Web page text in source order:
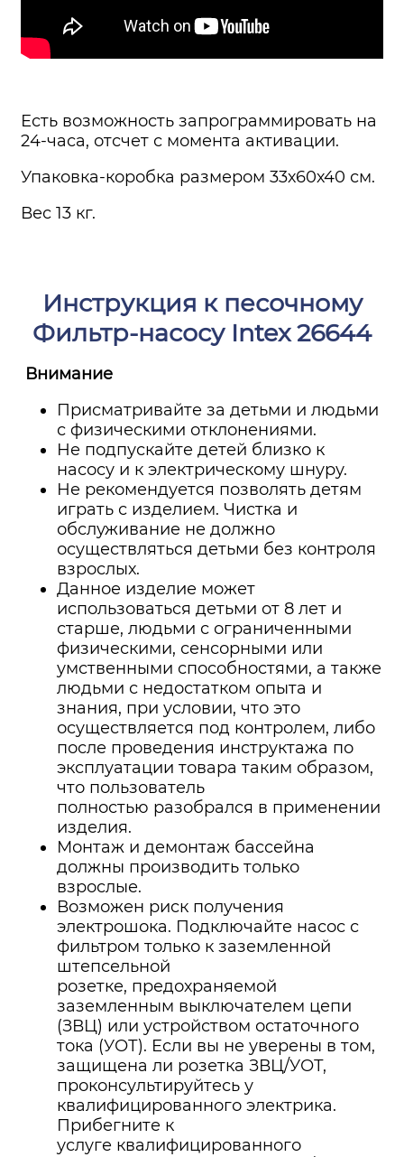
Есть возможность запрограммировать на
24-часа, отсчет с момента активации.
Упаковка-коробка размером 33х60х40 см.
Вес 13 кг.
Инструкция к песочному
Фильтр-насосу Intex 26644
Внимание
Присматривайте за детьми и людьми
с физическими отклонениями.
Не подпускайте детей близко к
насосу и к электрическому шнуру.
Не рекомендуется позволять детям
играть с изделием. Чистка и
обслуживание не должно
осуществляться детьми без контроля
взрослых.
Данное изделие может
использоваться детьми от 8 лет и
старше, людьми с ограниченными
физическими, сенсорными или
умственными способностями, а также
людьми с недостатком опыта и
знания, при условии, что это
осуществляется под контролем, либо
после проведения инструктажа по
эксплуатации товара таким образом,
что пользователь
полностью разобрался в применении
изделия.
Монтаж и демонтаж бассейна
должны производить только
взрослые.
Возможен риск получения
электрошока. Подключайте насос с
фильтром только к заземленной
штепсельной
розетке, предохраняемой
заземленным выключателем цепи
(ЗВЦ) или устройством остаточного
тока (УОТ). Если вы не уверены в том,
защищена ли розетка ЗВЦ/УОТ,
проконсультируйтесь у
квалифицированного электрика.
Прибегните к
услуге квалифицированного